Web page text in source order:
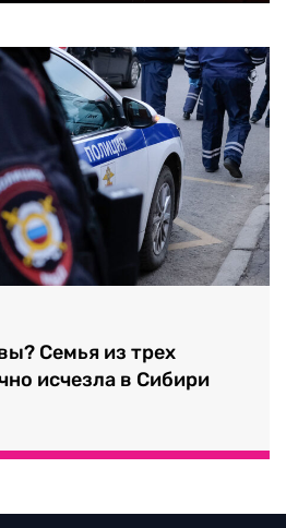
Семья из трех
исчезла в Сибири